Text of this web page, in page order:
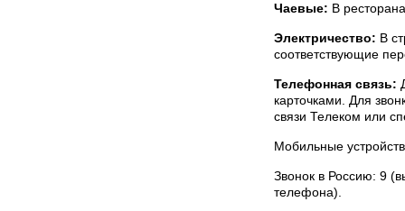
Чаевые: В
Электричество: В
соответствующие
Телефонная связь:
карточками. Для
связи Телеком или
Мобильные
Звонок в Россию: 9
телефона).